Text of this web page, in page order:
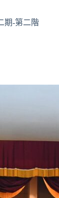
期-第二階